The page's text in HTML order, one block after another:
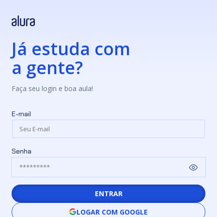
Já estuda com
a gente?
Faça seu login e boa aula!
E-mail
Senha
ENTRAR
LOGAR COM GOOGLE